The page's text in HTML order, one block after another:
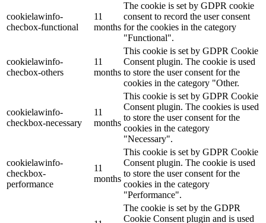
cookielawinfo-
checbox-functional
11
months
The cookie is set by GDPR cookie
consent to record the user consent
for the cookies in the category
"Functional".
cookielawinfo-
checbox-others
11
months
This cookie is set by GDPR Cookie
Consent plugin. The cookie is used
to store the user consent for the
cookies in the category "Other.
cookielawinfo-
checkbox-necessary
11
months
This cookie is set by GDPR Cookie
Consent plugin. The cookies is used
to store the user consent for the
cookies in the category
"Necessary".
cookielawinfo-
checkbox-
performance
11
months
This cookie is set by GDPR Cookie
Consent plugin. The cookie is used
to store the user consent for the
cookies in the category
"Performance".
The cookie is set by the GDPR
Cookie Consent plugin and is used